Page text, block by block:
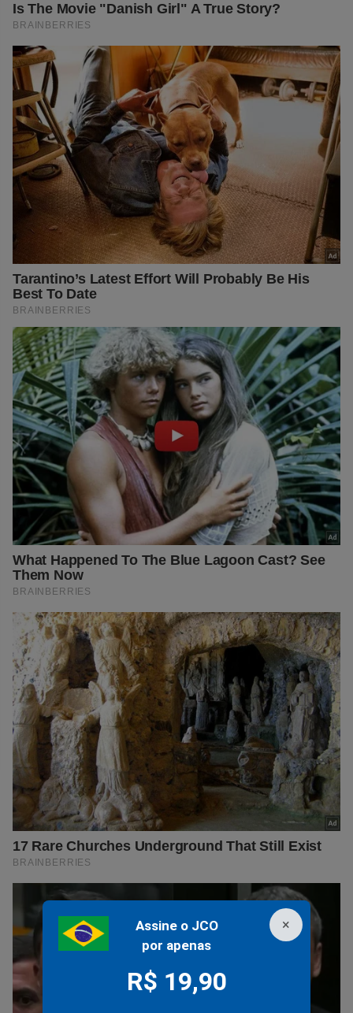
×
Assine o JCO
por apenas
R$ 19,90